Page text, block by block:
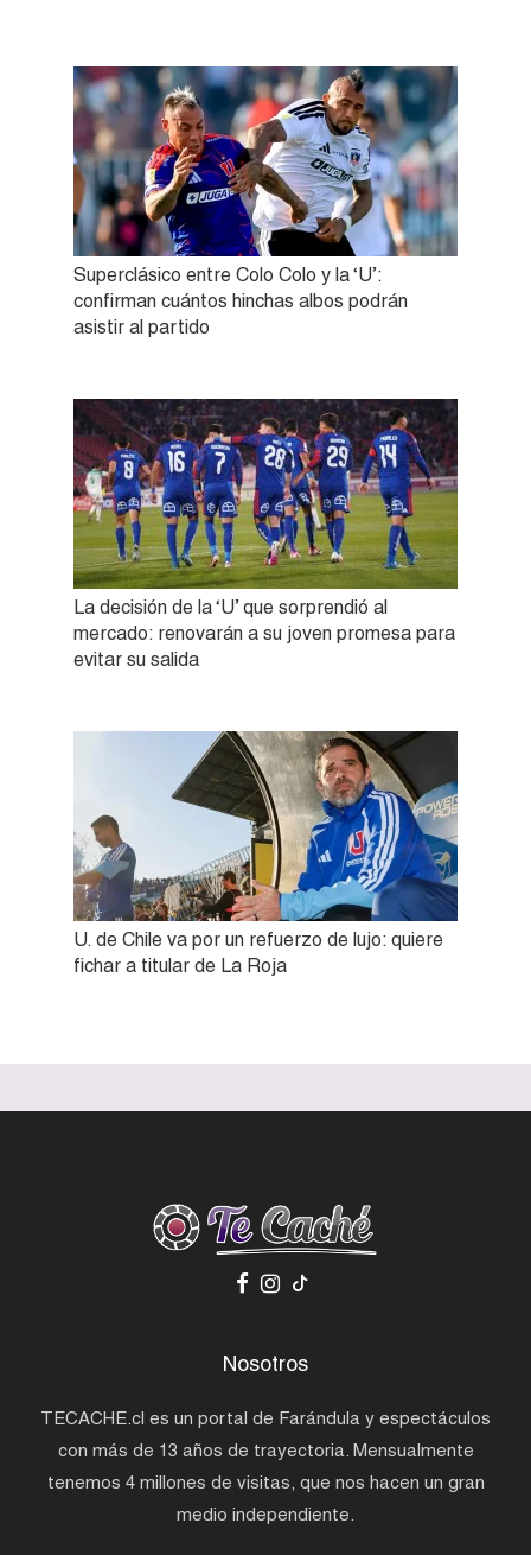
Superclásico entre Colo Colo y la ‘U’:
confirman cuántos hinchas albos podrán
asistir al partido
La decisión de la ‘U’ que sorprendió al
mercado: renovarán a su joven promesa para
evitar su salida
U. de Chile va por un refuerzo de lujo: quiere
fichar a titular de La Roja
Nosotros
TECACHE.cl es un portal de Farándula y espectáculos
con más de 13 años de trayectoria. Mensualmente
tenemos 4 millones de visitas, que nos hacen un gran
medio independiente.